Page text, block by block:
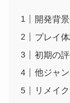
開発背
プレイ
初期の
他ジャ
リメイ